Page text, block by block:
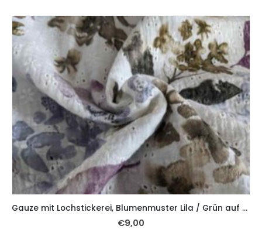
Gauze mit Lochstickerei, Blumenmuster Lila / Grün auf Ecru
€9,00